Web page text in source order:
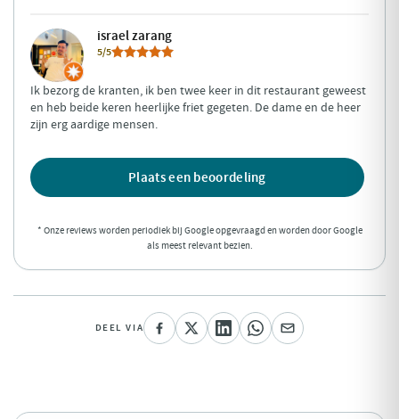
israel zarang
5/5
Ik bezorg de kranten, ik ben twee keer in dit restaurant geweest
en heb beide keren heerlijke friet gegeten. De dame en de heer
zijn erg aardige mensen.
Plaats een beoordeling
* Onze reviews worden periodiek bij Google opgevraagd en worden door Google
als meest relevant bezien.
DEEL VIA